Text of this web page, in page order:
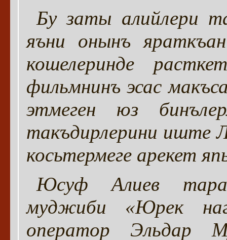
Бу заты алийлери
яъни онынъ
кошелеринде
фильмнинъ эсас
этмеген юз
такъдирлерини иште
косьтермеге арекет
Юсуф Алиев
муджиби «Юрек
оператор Эльдар